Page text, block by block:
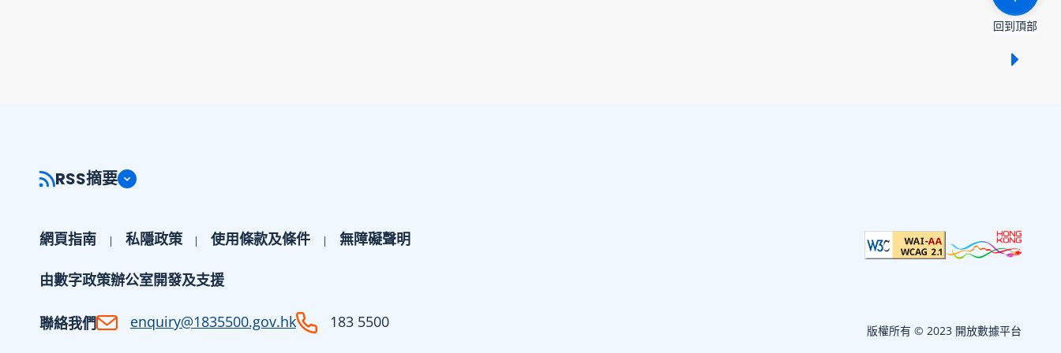
回到頂部
RSS摘要
網頁指南 私隱政策 使用條款及條件 無障礙聲明
由數字政策辦公室開發及支援
聯絡我們 enquiry@1835500.gov.hk 183 5500 版權所有 © 2023 開放數據平台